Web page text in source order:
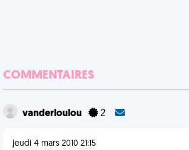
COMMENTAIRES
vanderloulou 2
jeudi 4 mars 2010 21:15